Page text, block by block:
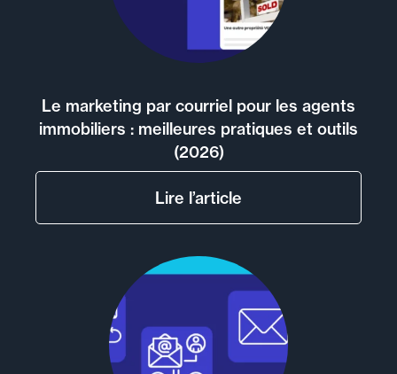
Le marketing par courriel pour les agents
immobiliers : meilleures pratiques et outils
(2026)
Lire l’article